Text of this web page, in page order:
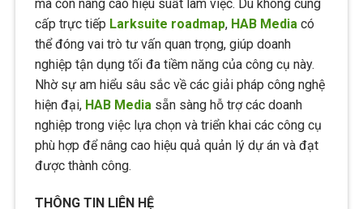
mà còn nâng cao hiệu suất làm việc. Dù không cung
cấp trực tiếp Larksuite roadmap, HAB Media có
thể đóng vai trò tư vấn quan trọng, giúp doanh
nghiệp tận dụng tối đa tiềm năng của công cụ này.
Nhờ sự am hiểu sâu sắc về các giải pháp công nghệ
hiện đại, HAB Media sẵn sàng hỗ trợ các doanh
nghiệp trong việc lựa chọn và triển khai các công cụ
phù hợp để nâng cao hiệu quả quản lý dự án và đạt
được thành công.
THÔNG TIN LIÊN HỆ